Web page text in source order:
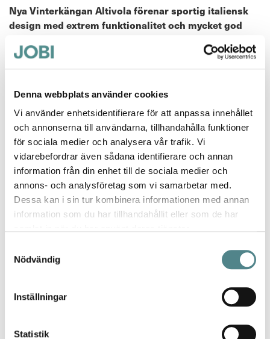
Denna webbplats använder cookies
Vi använder enhetsidentifierare för att anpassa innehållet
och annonserna till användarna, tillhandahålla funktioner
för sociala medier och analysera vår trafik. Vi
vidarebefordrar även sådana identifierare och annan
information från din enhet till de sociala medier och
annons- och analysföretag som vi samarbetar med.
Dessa kan i sin tur kombinera informationen med annan
information som du har tillhandahållit eller som de har
Nödvändig
Inställningar
Statistik
Nya Vinterkängan Altivola förenar sportig italiensk
design med extrem funktionalitet och mycket god
De är lätta att kliva i och ur, håller fötterna torra och
den väldämpade innersulan skämmer bort dina fötter
Mer information
Recensioner1
Tasnim
100%
Tasnimjnidi65@gmail.com